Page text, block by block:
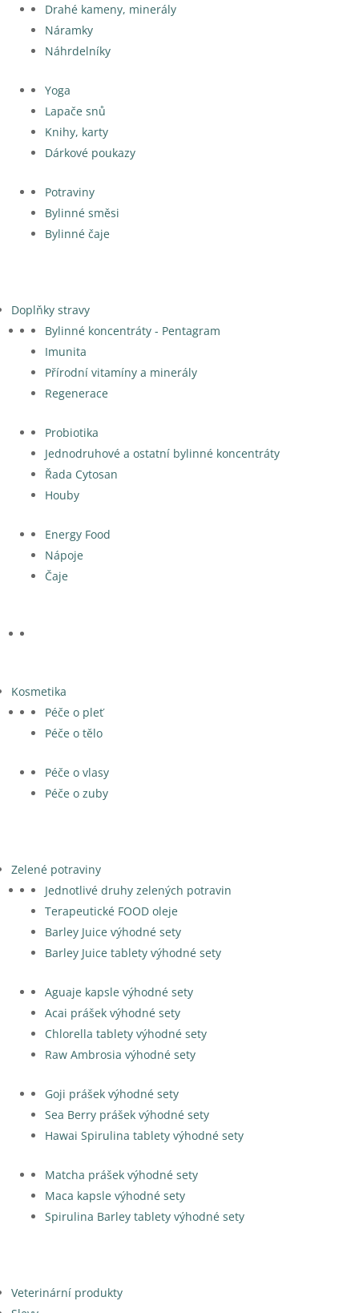
Drahé kameny, minerály
Náramky
Náhrdelníky
Yoga
Lapače snů
Knihy, karty
Dárkové poukazy
Potraviny
Bylinné směsi
Bylinné čaje
Doplňky stravy
Bylinné koncentráty - Pentagram
Imunita
Přírodní vitamíny a minerály
Regenerace
Probiotika
Jednodruhové a ostatní bylinné koncentráty
Řada Cytosan
Houby
Energy Food
Nápoje
Čaje
Kosmetika
Péče o pleť
Péče o tělo
Péče o vlasy
Péče o zuby
Zelené potraviny
Jednotlivé druhy zelených potravin
Terapeutické FOOD oleje
Barley Juice výhodné sety
Barley Juice tablety výhodné sety
Aguaje kapsle výhodné sety
Acai prášek výhodné sety
Chlorella tablety výhodné sety
Raw Ambrosia výhodné sety
Goji prášek výhodné sety
Sea Berry prášek výhodné sety
Hawai Spirulina tablety výhodné sety
Matcha prášek výhodné sety
Maca kapsle výhodné sety
Spirulina Barley tablety výhodné sety
Veterinární produkty